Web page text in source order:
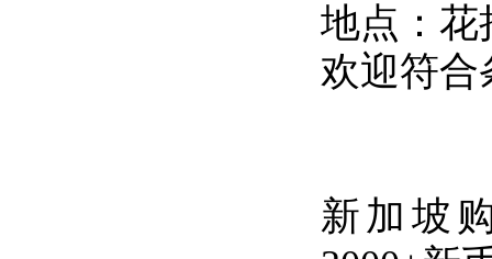
地点：花
欢迎符合
新加坡